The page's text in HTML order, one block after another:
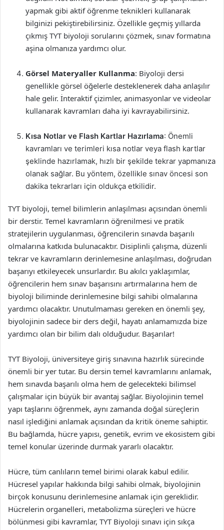
yapmak gibi aktif öğrenme teknikleri kullanarak
bilginizi pekiştirebilirsiniz. Özellikle geçmiş yıllarda
çıkmış TYT biyoloji sorularını çözmek, sınav formatına
aşina olmanıza yardımcı olur.
Görsel Materyaller Kullanma: Biyoloji dersi
genellikle görsel öğelerle desteklenerek daha anlaşılır
hale gelir. İnteraktif çizimler, animasyonlar ve videolar
kullanarak kavramları daha iyi kavrayabilirsiniz.
Kısa Notlar ve Flash Kartlar Hazırlama: Önemli
kavramları ve terimleri kısa notlar veya flash kartlar
şeklinde hazırlamak, hızlı bir şekilde tekrar yapmanıza
olanak sağlar. Bu yöntem, özellikle sınav öncesi son
dakika tekrarları için oldukça etkilidir.
TYT biyoloji, temel bilimlerin anlaşılması açısından önemli
bir derstir. Temel kavramların öğrenilmesi ve pratik
stratejilerin uygulanması, öğrencilerin sınavda başarılı
olmalarına katkıda bulunacaktır. Disiplinli çalışma, düzenli
tekrar ve kavramların derinlemesine anlaşılması, doğrudan
başarıyı etkileyecek unsurlardır. Bu akılcı yaklaşımlar,
öğrencilerin hem sınav başarısını artırmalarına hem de
biyoloji biliminde derinlemesine bilgi sahibi olmalarına
yardımcı olacaktır. Unutulmaması gereken en önemli şey,
biyolojinin sadece bir ders değil, hayatı anlamamızda bize
yardımcı olan bir bilim dalı olduğudur. Başarılar!
TYT Biyoloji, üniversiteye giriş sınavına hazırlık sürecinde
önemli bir yer tutar. Bu dersin temel kavramlarını anlamak,
hem sınavda başarılı olma hem de gelecekteki bilimsel
çalışmalar için büyük bir avantaj sağlar. Biyolojinin temel
yapı taşlarını öğrenmek, aynı zamanda doğal süreçlerin
nasıl işlediğini anlamak açısından da kritik öneme sahiptir.
Bu bağlamda, hücre yapısı, genetik, evrim ve ekosistem gibi
temel konular üzerinde durmak yararlı olacaktır.
Hücre, tüm canlıların temel birimi olarak kabul edilir.
Hücresel yapılar hakkında bilgi sahibi olmak, biyolojinin
birçok konusunu derinlemesine anlamak için gereklidir.
Hücrelerin organelleri, metabolizma süreçleri ve hücre
bölünmesi gibi kavramlar, TYT Biyoloji sınavı için sıkça